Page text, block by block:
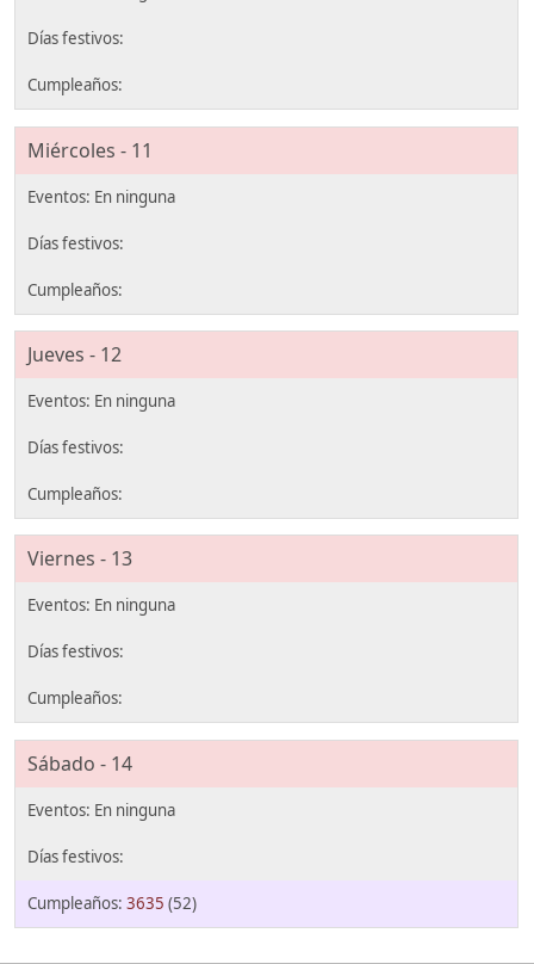
Miércoles - 11
Jueves - 12
Viernes - 13
Sábado - 14
3635 (52)